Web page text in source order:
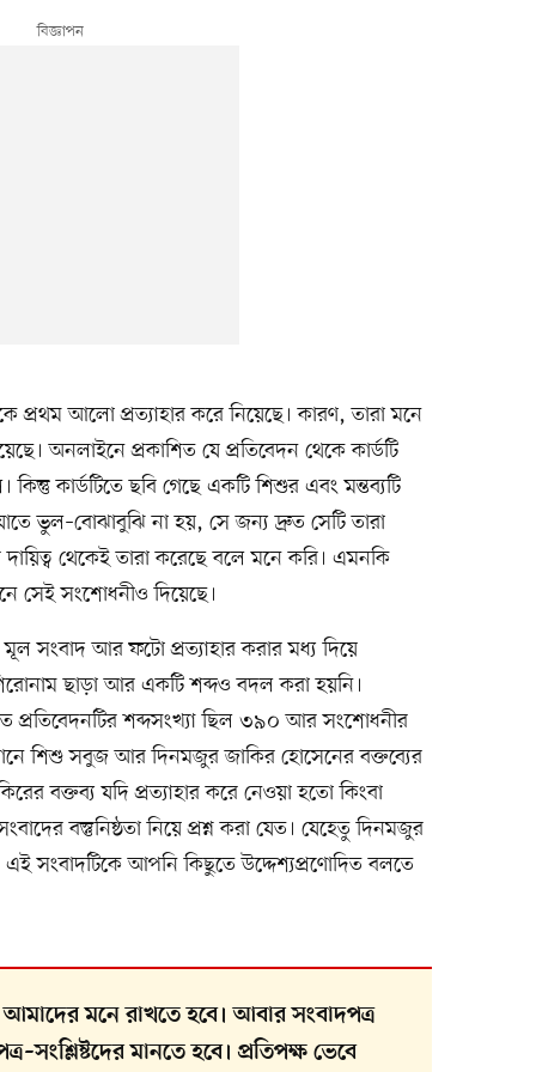
প্রথম আলো প্রত্যাহার করে নিয়েছে। কারণ, তারা মনে
অনলাইনে প্রকাশিত যে প্রতিবেদন থেকে কার্ডটি
কার্ডটিতে ছবি গেছে একটি শিশুর এবং মন্তব্যটি
ভুল–বোঝাবুঝি না হয়, সে জন্য দ্রুত সেটি তারা
দায়িত্ব থেকেই তারা করেছে বলে মনে করি। এমনকি
সেই সংশোধনীও দিয়েছে।
সংবাদ আর ফটো প্রত্যাহার করার মধ্য দিয়ে
ছাড়া আর একটি শব্দও বদল করা হয়নি।
প্রতিবেদনটির শব্দসংখ্যা ছিল ৩৯০ আর সংশোধনীর
শিশু সবুজ আর দিনমজুর জাকির হোসেনের বক্তব্যের
বক্তব্য যদি প্রত্যাহার করে নেওয়া হতো কিংবা
বস্তুনিষ্ঠতা নিয়ে প্রশ্ন করা যেত। যেহেতু দিনমজুর
সংবাদটিকে আপনি কিছুতে উদ্দেশ্যপ্রণোদিত বলতে
আমাদের মনে রাখতে হবে। আবার সংবাদপত্র
মানতে হবে। প্রতিপক্ষ ভেবে